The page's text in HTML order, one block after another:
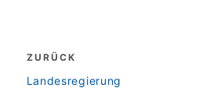
ZURÜCK
zurück
Landesregierung